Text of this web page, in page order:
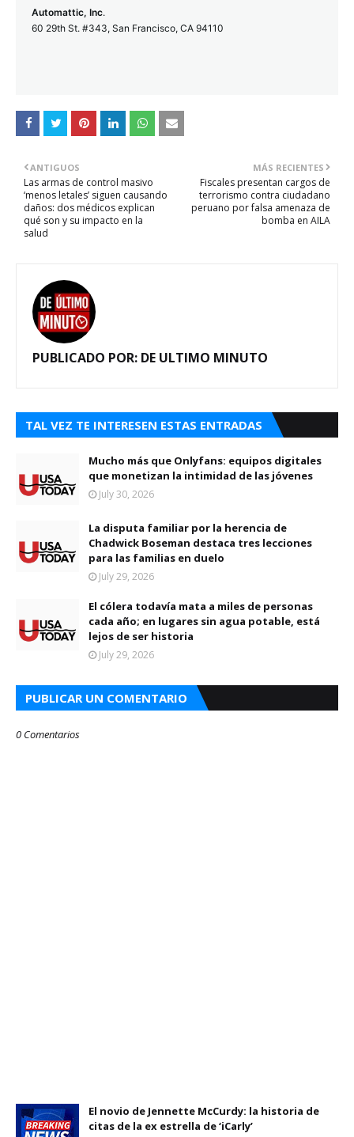
Automattic, Inc.
60 29th St. #343, San Francisco, CA 94110
MÁS RECIENTES
Fiscales presentan cargos de
terrorismo contra ciudadano
peruano por falsa amenaza de
bomba en AILA
ANTIGUOS
Las armas de control masivo
‘menos letales’ siguen causando
daños: dos médicos explican
qué son y su impacto en la
salud
PUBLICADO POR: DE ULTIMO MINUTO
TAL VEZ TE INTERESEN ESTAS ENTRADAS
Mucho más que Onlyfans: equipos digitales
que monetizan la intimidad de las jóvenes
July 30, 2026
La disputa familiar por la herencia de
Chadwick Boseman destaca tres lecciones
para las familias en duelo
July 29, 2026
El cólera todavía mata a miles de personas
cada año; en lugares sin agua potable, está
lejos de ser historia
July 29, 2026
PUBLICAR UN COMENTARIO
0 Comentarios
El novio de Jennette McCurdy: la historia de
citas de la ex estrella de ‘iCarly’